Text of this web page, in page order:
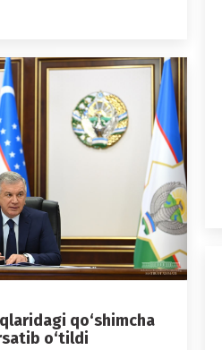
qo‘shimcha
o‘tildi